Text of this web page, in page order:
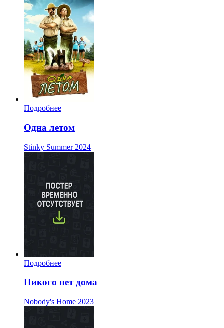
Подробнее
Одна летом
Stinky Summer 2024
Подробнее
Никого нет дома
Nobody's Home 2023